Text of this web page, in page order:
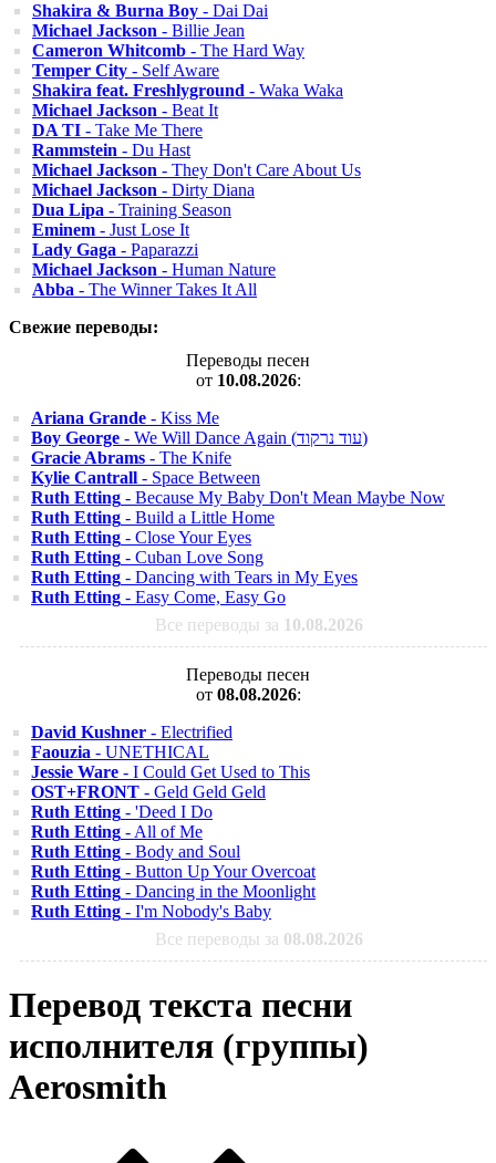
Shakira & Burna Boy - Dai Dai
Michael Jackson - Billie Jean
Cameron Whitcomb - The Hard Way
Temper City - Self Aware
Shakira feat. Freshlyground - Waka Waka
Michael Jackson - Beat It
DA TI - Take Me There
Rammstein - Du Hast
Michael Jackson - They Don't Care About Us
Michael Jackson - Dirty Diana
Dua Lipa - Training Season
Eminem - Just Lose It
Lady Gaga - Paparazzi
Michael Jackson - Human Nature
Abba - The Winner Takes It All
Свежие переводы:
Переводы песен
от 10.08.2026:
Ariana Grande - Kiss Me
Boy George
- We Will Dance Again (עוד נרקוד)
Gracie Abrams - The Knife
Kylie Cantrall - Space Between
Ruth Etting - Because My Baby Don't Mean Maybe Now
Ruth Etting - Build a Little Home
Ruth Etting - Close Your Eyes
Ruth Etting - Cuban Love Song
Ruth Etting - Dancing with Tears in My Eyes
Ruth Etting - Easy Come, Easy Go
Все переводы за 10.08.2026
Переводы песен
от 08.08.2026:
David Kushner - Electrified
Faouzia - UNETHICAL
Jessie Ware - I Could Get Used to This
OST+FRONT - Geld Geld Geld
Ruth Etting - 'Deed I Do
Ruth Etting - All of Me
Ruth Etting - Body and Soul
Ruth Etting - Button Up Your Overcoat
Ruth Etting - Dancing in the Moonlight
Ruth Etting - I'm Nobody's Baby
Все переводы за 08.08.2026
Перевод текста песни
исполнителя (группы)
Aerosmith